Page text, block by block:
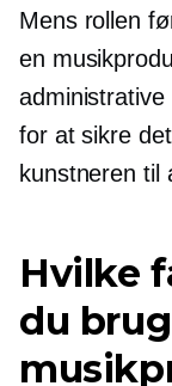
Mens rollen
en
administrative
for at sikre
kunstneren til
Hvilke
du